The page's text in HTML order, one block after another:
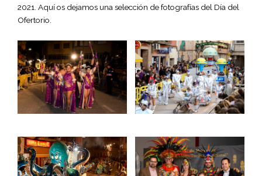
2021. Aquí os dejamos una selección de fotografías del Día del
Ofertorio.